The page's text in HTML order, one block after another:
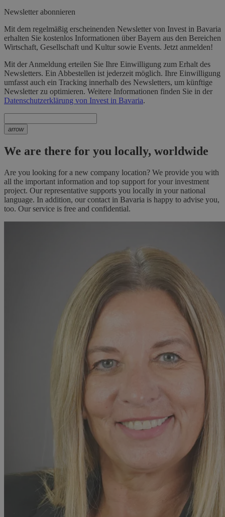
Newsletter abonnieren
Mit dem regelmäßig erscheinenden Newsletter von Invest in Bavaria
erhalten Sie kostenlos Informationen über Bayern aus den Bereichen
Wirtschaft, Gesellschaft und Kultur sowie Events. Jetzt anmelden!
Mit der Anmeldung erteilen Sie Ihre Einwilligung zum Erhalt des
Newsletters. Ein Abbestellen ist jederzeit möglich. Ihre Einwilligung
umfasst auch ein Tracking innerhalb des Newsletters, um künftige
Newsletter zu optimieren. Weitere Informationen finden Sie in der
Datenschutzerklärung von Invest in Bavaria.
arrow
We are there for you locally, worldwide
Are you looking for a new company location? We provide you with
all the important information and top support for your investment
project. Our representative supports you locally in your national
language. In addition, our contact in Bavaria is happy to advise you,
too. Our service is free and confidential.